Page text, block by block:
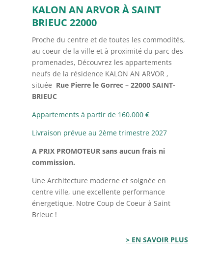
KALON AN ARVOR À SAINT
BRIEUC 22000
Proche du centre et de toutes les commodités,
au coeur de la ville et à proximité du parc des
promenades, Découvrez les appartements
neufs de la résidence KALON AN ARVOR ,
située Rue Pierre le Gorrec – 22000 SAINT-
BRIEUC
Appartements à partir de 160.000 €
Livraison prévue au 2ème trimestre 2027
A PRIX PROMOTEUR sans aucun frais ni
commission.
Une Architecture moderne et soignée en
centre ville, une excellente performance
énergetique. Notre Coup de Coeur à Saint
Brieuc !
> EN SAVOIR PLUS